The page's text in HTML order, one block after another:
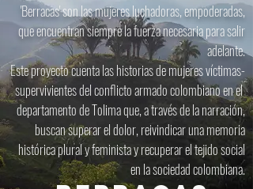
'Berracas' son las mujeres luchadoras, empoderadas,
que encuentran siempre la fuerza necesaria para salir
adelante.
Este proyecto cuenta las historiasde mujeres víctimas-
supervivientes del conflicto armado colombiano en el
departamento de Tolima que, a través de la narración,
buscan superar el dolor, reivindicar una memoria
histórica plural y feminista y recuperar el tejido social
en la sociedad colombiana.